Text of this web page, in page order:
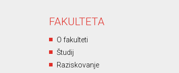
FAKULTETA
O fakulteti
Študij
Raziskovanje